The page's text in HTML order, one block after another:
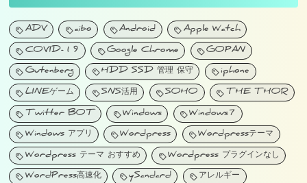
ADV aibo Android Apple Watch
COVID-19 Google Chrome GOPAN
Gutenberg HDD SSD 管理 保守 iphone
LINEゲーム SNS活用 SOHO THE THOR
Twitter BOT Windows Windows7
Windows アプリ Wordpress Wordpressテーマ
Wordpress テーマ おすすめ Wordpress プラグインなし
WordPress高速化 ySandard アレルギー